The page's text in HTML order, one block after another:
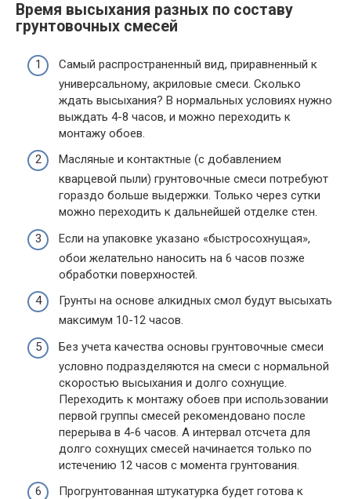
Время высыхания разных по составу
грунтовочных смесей
Самый распространенный вид, приравненный к
универсальному, акриловые смеси. Сколько
ждать высыхания? В нормальных условиях нужно
выждать 4-8 часов, и можно переходить к
монтажу обоев.
Масляные и контактные (с добавлением
кварцевой пыли) грунтовочные смеси потребуют
гораздо больше выдержки. Только через сутки
можно переходить к дальнейшей отделке стен.
Если на упаковке указано «быстросохнущая»,
обои желательно наносить на 6 часов позже
обработки поверхностей.
Грунты на основе алкидных смол будут высыхать
максимум 10-12 часов.
Без учета качества основы грунтовочные смеси
условно подразделяются на смеси с нормальной
скоростью высыхания и долго сохнущие.
Переходить к монтажу обоев при использовании
первой группы смесей рекомендовано после
перерыва в 4-6 часов. А интервал отсчета для
долго сохнущих смесей начинается только по
истечению 12 часов с момента грунтования.
Прогрунтованная штукатурка будет готова к